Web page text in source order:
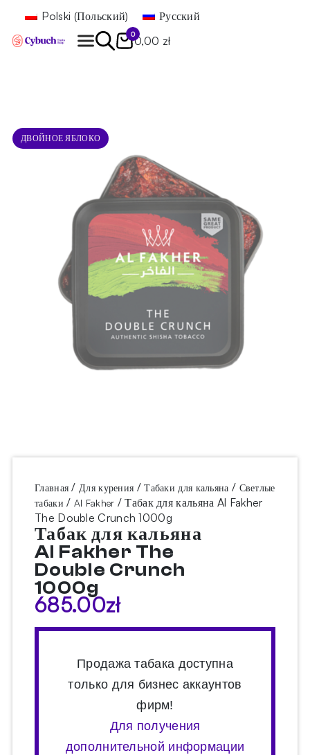
Polski (Польский) Русский
0
0,00 zł
ДВОЙНОЕ ЯБЛОКО
Главная /Для курения /Табаки для кальяна / Светлые
табаки / Al Fakher / Табак для кальяна Al Fakher
The Double Crunch 1000g
Табак для кальяна
Al Fakher The
Double Crunch
1000g
685.00zł
Продажа табака доступна
только для бизнес аккаунтов
фирм!
Для получения
дополнительной информации